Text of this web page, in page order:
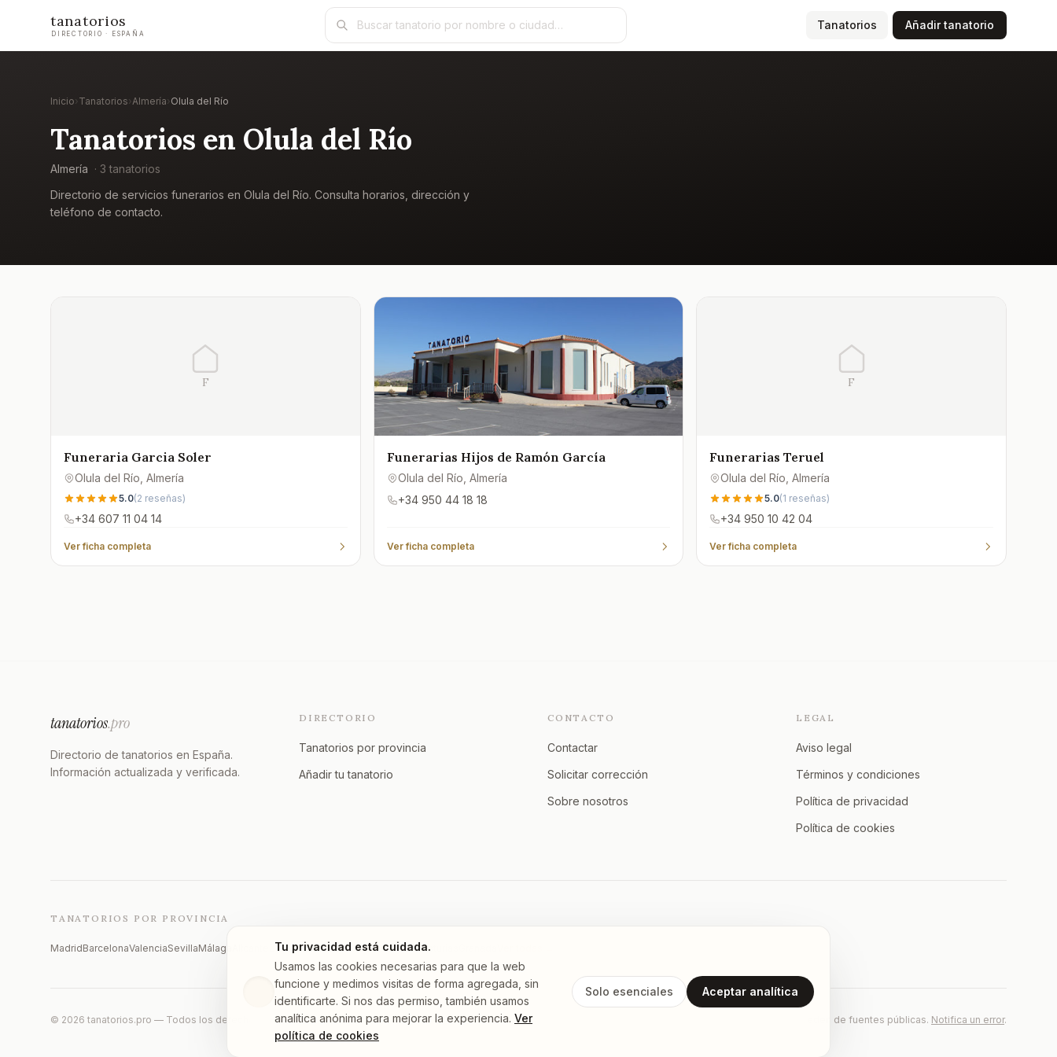
tanatorios
DIRECTORIO · ESPAÑA
Tanatorios(página actual)
Añadir tanatorio
Inicio› Tanatorios›Almería› Olula del Río
Tanatorios en Olula del Río
Almería · 3 tanatorios
Directorio de servicios funerarios en Olula del Río. Consulta horarios, dirección y
teléfono de contacto.
F
Funeraria Garcia Soler
Olula del Río , Almería
5.0(2 reseñas)
+34 607 11 04 14
Ver ficha completa
Funerarias Hijos de Ramón García
Olula del Río , Almería
+34 950 44 18 18
Ver ficha completa
F
Funerarias Teruel
Olula del Río , Almería
5.0(1 reseñas)
+34 950 10 42 04
Ver ficha completa
tanatorios.pro
Directorio de tanatorios en España.
Información actualizada y verificada.
DIRECTORIO
Tanatorios por provincia
Añadir tu tanatorio
CONTACTO
Contactar
Solicitar corrección
Sobre nosotros
LEGAL
Aviso legal
Términos y condiciones
Política de privacidad
Política de cookies
TANATORIOS POR PROVINCIA
MadridBarcelonaValenciaSevillaMálaga ZaragozaVizcayaMurcia A CoruñaAsturias
© 2026 tanatorios.pro — Todos los derechos reservados Los datos proceden de fuentes públicas. Notifica un error.
Tu privacidad está cuidada.
Usamos las cookies necesarias para que la web
funcione y medimos visitas de forma agregada, sin
identificarte. Si nos das permiso, también usamos
analítica anónima para mejorar la experiencia. Ver
política de cookies
Solo esenciales Aceptar analítica